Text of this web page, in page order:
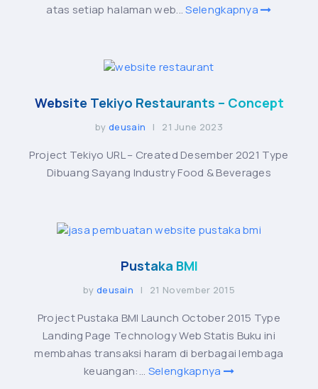
atas setiap halaman web...Selengkapnya
Website Tekiyo Restaurants – Concept
bydeusain | 21 June 2023
Project Tekiyo URL – Created Desember 2021 Type
Dibuang Sayang Industry Food & Beverages
Pustaka BMI
by deusain | 21 November 2015
Project Pustaka BMI Launch October 2015 Type
Landing Page Technology Web Statis Buku ini
membahas transaksi haram di berbagai lembaga
keuangan:... Selengkapnya